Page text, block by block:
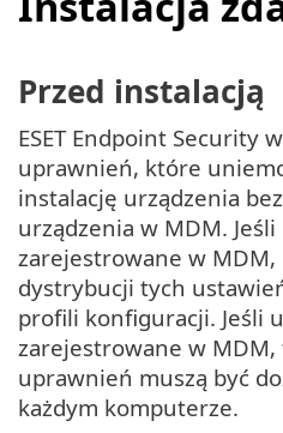
Przed instalacją
ESET Endpoint Security
uprawnień, które
instalację urządzenia
urządzenia w MDM.
zarejestrowane w
dystrybucji tych
profili konfiguracji. Jeśli
zarejestrowane w
uprawnień muszą być
każdym komputerze.